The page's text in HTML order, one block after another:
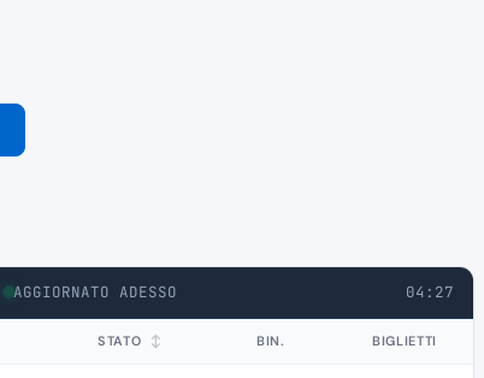
AGGIORNATO 5S FA 04:27
STATO ↕ BIN. BIGLIETTI